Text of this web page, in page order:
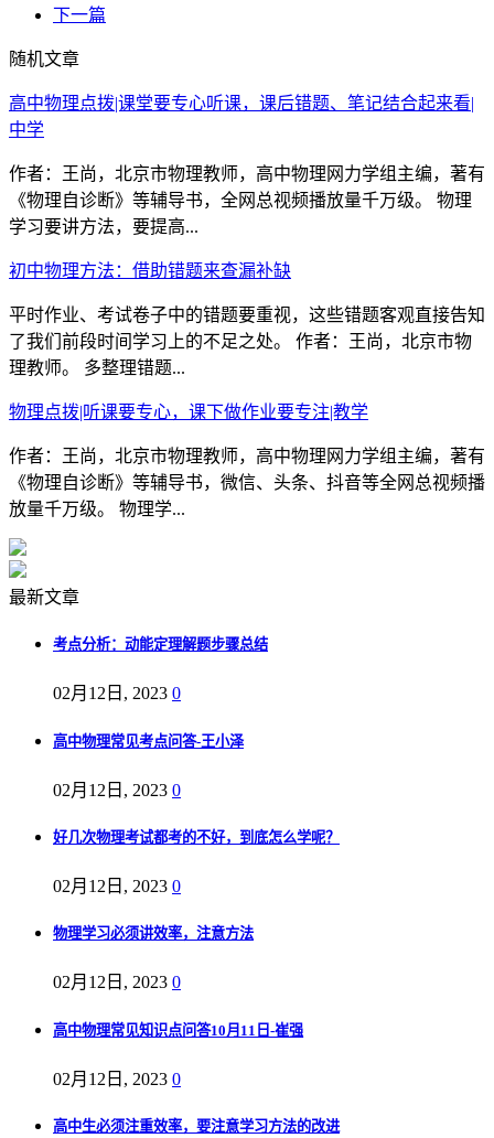
下一篇
随机文章
高中物理点拨|课堂要专心听课，课后错题、笔记结合起来看|
中学
作者：王尚，北京市物理教师，高中物理网力学组主编，著有
《物理自诊断》等辅导书，全网总视频播放量千万级。 物理
学习要讲方法，要提高...
初中物理方法：借助错题来查漏补缺
平时作业、考试卷子中的错题要重视，这些错题客观直接告知
了我们前段时间学习上的不足之处。 作者：王尚，北京市物
理教师。 多整理错题...
物理点拨|听课要专心，课下做作业要专注|教学
作者：王尚，北京市物理教师，高中物理网力学组主编，著有
《物理自诊断》等辅导书，微信、头条、抖音等全网总视频播
放量千万级。 物理学...
最新文章
考点分析：动能定理解题步骤总结
02月12日, 2023 0
高中物理常见考点问答-王小泽
02月12日, 2023 0
好几次物理考试都考的不好，到底怎么学呢？
02月12日, 2023 0
物理学习必须讲效率，注意方法
02月12日, 2023 0
高中物理常见知识点问答10月11日-崔强
02月12日, 2023 0
高中生必须注重效率，要注意学习方法的改进